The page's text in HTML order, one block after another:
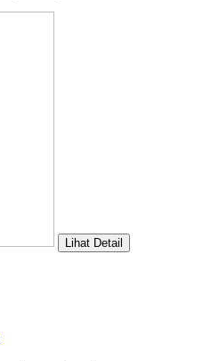
Lihat Detail